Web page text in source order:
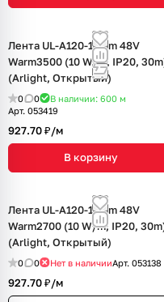
Лента UL-A120-10mm 48V
Warm3500 (10 W/m, IP20,
(Arlight, Открытый)
0 0 В наличии: 600 м
Арт. 053419
927.70 ₽/м
В корзину
Лента UL-A120-10mm 48V
Warm2700 (10 W/m, IP20,
(Arlight, Открытый)
0 0 Нет в наличииАрт. 053138
927.70 ₽/м